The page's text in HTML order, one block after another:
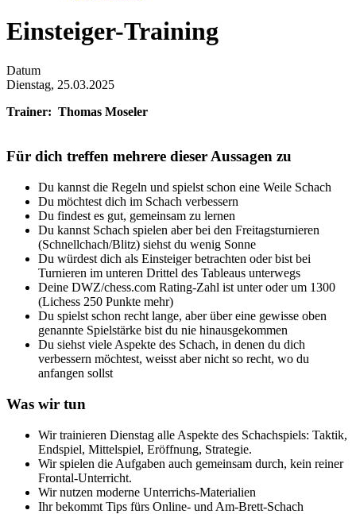
Einsteiger-Training
Datum
Dienstag, 25.03.2025
Trainer: Thomas Moseler
Für dich treffen mehrere dieser Aussagen zu
Du kannst die Regeln und spielst schon eine Weile Schach
Du möchtest dich im Schach verbessern
Du findest es gut, gemeinsam zu lernen
Du kannst Schach spielen aber bei den Freitagsturnieren
(Schnellchach/Blitz) siehst du wenig Sonne
Du würdest dich als Einsteiger betrachten oder bist bei
Turnieren im unteren Drittel des Tableaus unterwegs
Deine DWZ/chess.com Rating-Zahl ist unter oder um 1300
(Lichess 250 Punkte mehr)
Du spielst schon recht lange, aber über eine gewisse oben
genannte Spielstärke bist du nie hinausgekommen
Du siehst viele Aspekte des Schach, in denen du dich
verbessern möchtest, weisst aber nicht so recht, wo du
anfangen sollst
Was wir tun
Wir trainieren Dienstag alle Aspekte des Schachspiels: Taktik,
Endspiel, Mittelspiel, Eröffnung, Strategie.
Wir spielen die Aufgaben auch gemeinsam durch, kein reiner
Frontal-Unterricht.
Wir nutzen moderne Unterrichs-Materialien
Ihr bekommt Tips fürs Online- und Am-Brett-Schach